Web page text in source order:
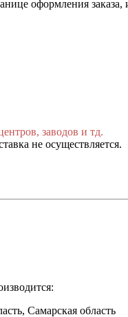
оформления заказа,
заводов и тд.
не осуществляется.
Самарская область